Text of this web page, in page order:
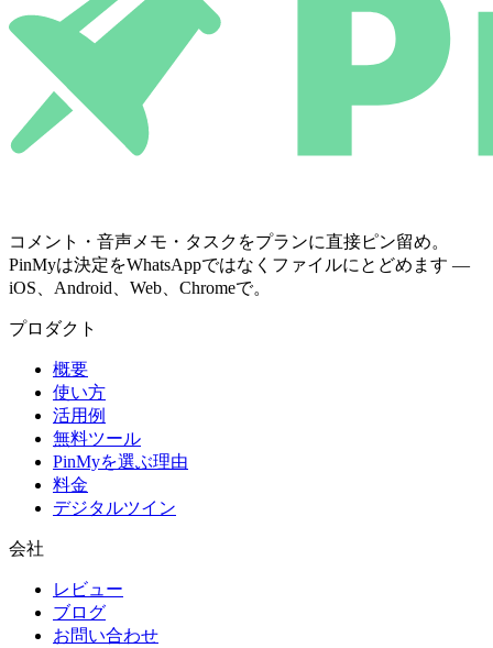
コメント・音声メモ・タスクをプランに直接ピン留め。
PinMyは決定をWhatsAppではなくファイルにとどめます —
iOS、Android、Web、Chromeで。
プロダクト
概要
使い方
活用例
無料ツール
PinMyを選ぶ理由
料金
デジタルツイン
会社
レビュー
ブログ
お問い合わせ